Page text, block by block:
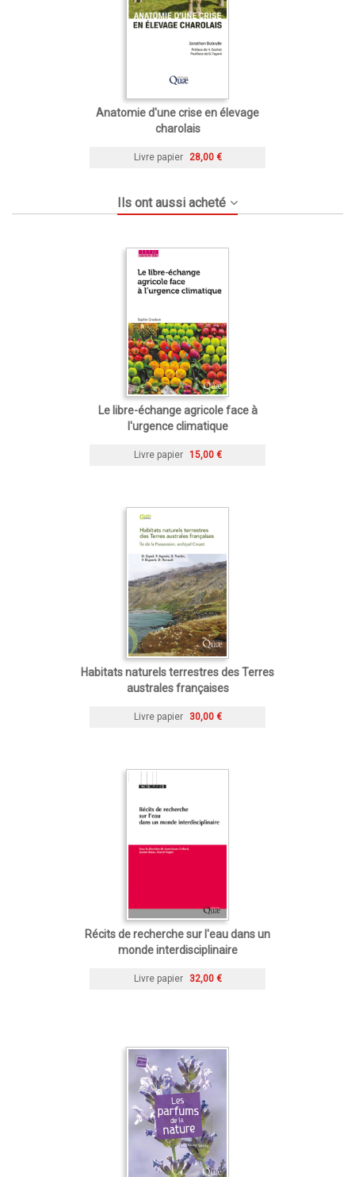
Anatomie d'une crise en élevage
charolais
Livre papier 28,00 €
Ils ont aussi acheté
Le libre-échange agricole face à
l'urgence climatique
Livre papier 15,00 €
Habitats naturels terrestres des Terres
australes françaises
Livre papier 30,00 €
Récits de recherche sur l'eau dans un
monde interdisciplinaire
Livre papier 32,00 €